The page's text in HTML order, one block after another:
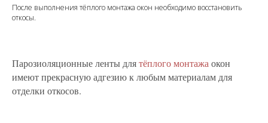
После выполнения тёплого монтажа окон необходимо восстановить
откосы.
Парозиоляционные ленты длятёплого монтажа окон
имеют прекрасную адгезию к любым материалам для
отделки откосов.